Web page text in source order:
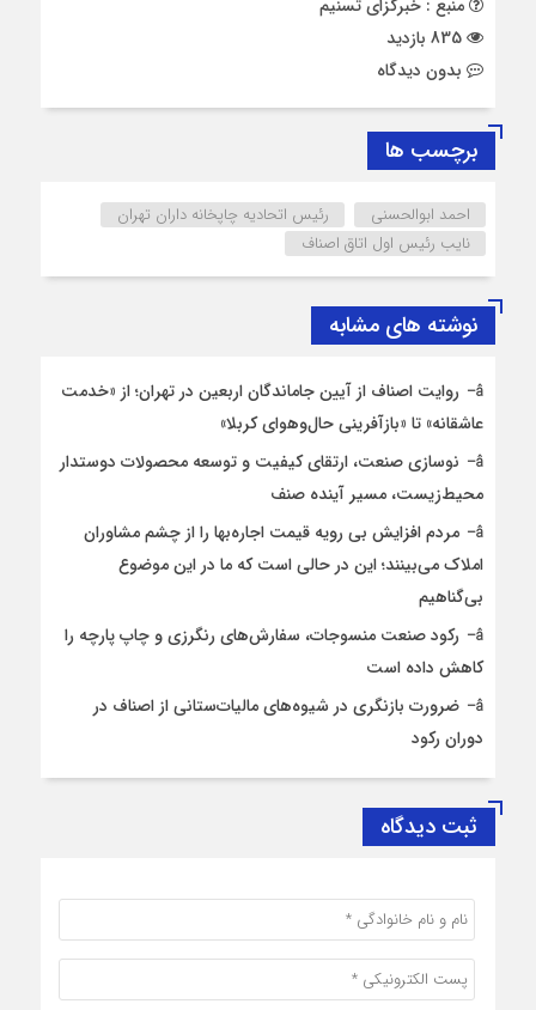
منبع : خبرگزای تسنیم
بدون دیدگاه
برچسب ها
احمد ابوالحسنی
رئیس اتحادیه چاپخانه داران تهران
نایب رئیس اول اتاق اصناف
نوشته های مشابه
روایت اصناف از آیین جاماندگان اربعین در تهران؛ از «خدمت
عاشقانه» تا «بازآفرینی حال‌وهوای کربلا»
نوسازی صنعت، ارتقای کیفیت و توسعه محصولات دوستدار
محیط‌زیست، مسیر آینده صنف
مردم افزایش بی رویه قیمت اجاره‌بها را از چشم مشاوران
املاک می‌بینند؛ این در حالی است که ما در این موضوع
بی‌گناهیم
رکود صنعت منسوجات، سفارش‌های رنگرزی و چاپ پارچه را
کاهش داده است
ضرورت بازنگری در شیوه‌های مالیات‌ستانی از اصناف در
دوران رکود
ثبت دیدگاه